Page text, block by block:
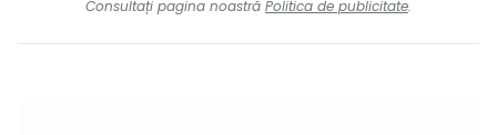
Consultați pagina noastră Politica de publicitate.